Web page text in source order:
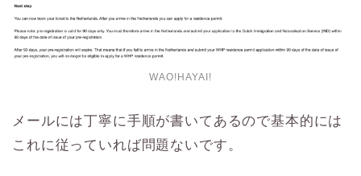
WAO!HAYAI!
メールには丁寧に手順が書いてあるので基本的には
これに従っていれば問題ないです。